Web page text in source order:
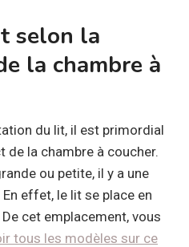
selon la
la chambre à
du lit, il est primordial
de la chambre à coucher.
ou petite, il y a une
effet, le lit se place en
cet emplacement, vous
tous les modèles sur ce